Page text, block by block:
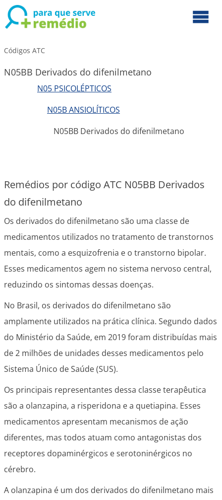
Códigos ATC
N05BB Derivados do difenilmetano
N05 PSICOLÉPTICOS
N05B ANSIOLÍTICOS
N05BB Derivados do difenilmetano
Remédios por código ATC N05BB Derivados
do difenilmetano
Os derivados do difenilmetano são uma classe de
medicamentos utilizados no tratamento de transtornos
mentais, como a esquizofrenia e o transtorno bipolar.
Esses medicamentos agem no sistema nervoso central,
reduzindo os sintomas dessas doenças.
No Brasil, os derivados do difenilmetano são
amplamente utilizados na prática clínica. Segundo dados
do Ministério da Saúde, em 2019 foram distribuídas mais
de 2 milhões de unidades desses medicamentos pelo
Sistema Único de Saúde (SUS).
Os principais representantes dessa classe terapêutica
são a olanzapina, a risperidona e a quetiapina. Esses
medicamentos apresentam mecanismos de ação
diferentes, mas todos atuam como antagonistas dos
receptores dopaminérgicos e serotoninérgicos no
cérebro.
A olanzapina é um dos derivados do difenilmetano mais